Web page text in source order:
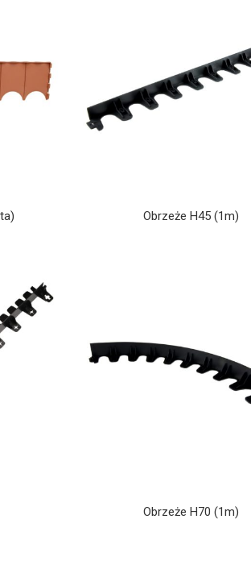
Obrzeże H45 (1m)
Obrzeże H70 (1m)